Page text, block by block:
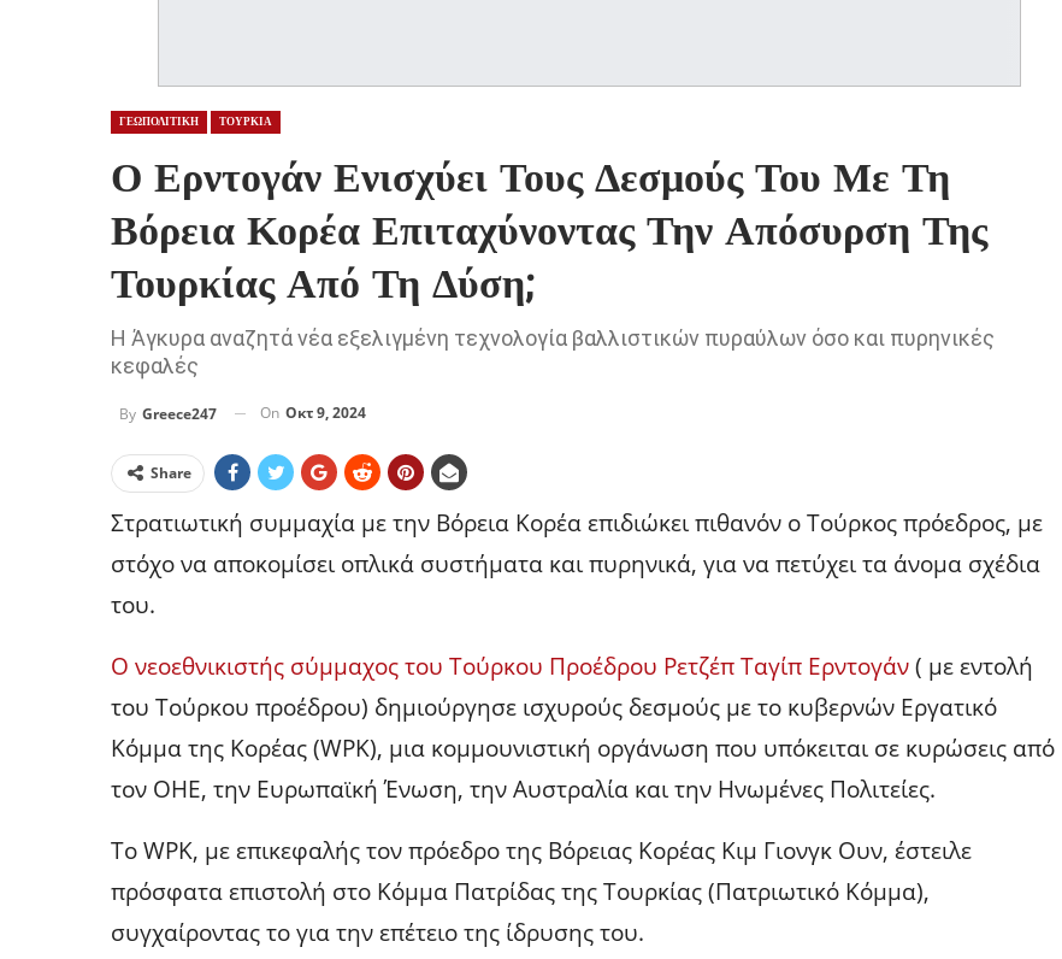
ΓΕΩΠΟΛΙΤΙΚΗ ΤΟΥΡΚΙΑ
Ο Ερντογάν Ενισχύει Τους Δεσμούς Του Με Τη
Βόρεια Κορέα Επιταχύνοντας Την Απόσυρση Της
Τουρκίας Από Τη Δύση;
Η Άγκυρα αναζητά νέα εξελιγμένη τεχνολογία βαλλιστικών πυραύλων όσο και πυρηνικές
κεφαλές
By Greece247 On Οκτ 9, 2024
Share
Στρατιωτική συμμαχία με την Βόρεια Κορέα επιδιώκει πιθανόν ο Τούρκος πρόεδρος, με
στόχο να αποκομίσει οπλικά συστήματα και πυρηνικά, για να πετύχει τα άνομα σχέδια
του.
Ο νεοεθνικιστής σύμμαχος του Τούρκου Προέδρου Ρετζέπ Ταγίπ Ερντογάν( με εντολή
του Τούρκου προέδρου) δημιούργησε ισχυρούς δεσμούς με το κυβερνών Εργατικό
Κόμμα της Κορέας (WPK), μια κομμουνιστική οργάνωση που υπόκειται σε κυρώσεις από
τον ΟΗΕ, την Ευρωπαϊκή Ένωση, την Αυστραλία και την Ηνωμένες Πολιτείες.
Το WPK, με επικεφαλής τον πρόεδρο της Βόρειας Κορέας Κιμ Γιονγκ Ουν, έστειλε
πρόσφατα επιστολή στο Κόμμα Πατρίδας της Τουρκίας (Πατριωτικό Κόμμα),
συγχαίροντας το για την επέτειο της ίδρυσης του.